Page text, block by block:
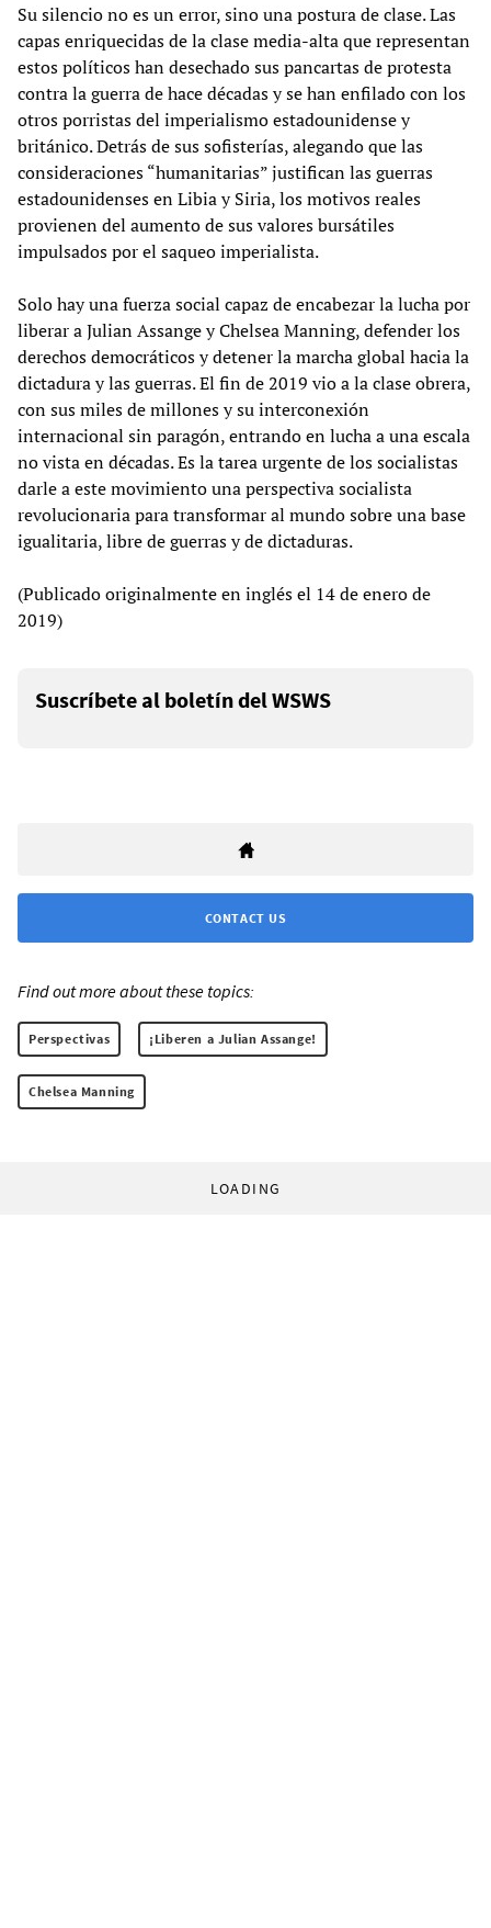
Su silencio no es un error, sino una postura de clase. Las
capas enriquecidas de la clase media-alta que representan
estos políticos han desechado sus pancartas de protesta
contra la guerra de hace décadas y se han enfilado con los
otros porristas del imperialismo estadounidense y
británico. Detrás de sus sofisterías, alegando que las
consideraciones “humanitarias” justifican las guerras
estadounidenses en Libia y Siria, los motivos reales
provienen del aumento de sus valores bursátiles
impulsados por el saqueo imperialista.
Solo hay una fuerza social capaz de encabezar la lucha por
liberar a Julian Assange y Chelsea Manning, defender los
derechos democráticos y detener la marcha global hacia la
dictadura y las guerras. El fin de 2019 vio a la clase obrera,
con sus miles de millones y su interconexión
internacional sin paragón, entrando en lucha a una escala
no vista en décadas. Es la tarea urgente de los socialistas
darle a este movimiento una perspectiva socialista
revolucionaria para transformar al mundo sobre una base
igualitaria, libre de guerras y de dictaduras.
(Publicado originalmente en inglés el 14 de enero de
2019)
Suscríbete al boletín del WSWS
CONTACT US
Find out more about these topics:
Perspectivas ¡Liberen a Julian Assange!
Chelsea Manning
LOADING